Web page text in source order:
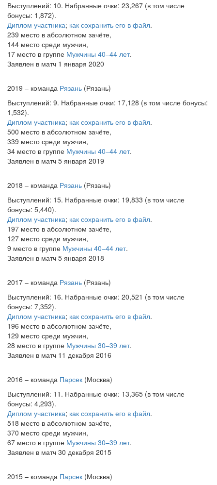
Выступлений: 10. Набранные очки: 23,267 (в том числе
бонусы: 1,872).
Диплом участника; как сохранить его в файл.
239 место в абсолютном зачёте,
144 место среди мужчин,
17 место в группе Мужчины 40–44 лет.
Заявлен в матч 1 января 2020
2019 – команда Рязань (Рязань)
Выступлений: 9. Набранные очки: 17,128 (в том числе бонусы:
1,532).
Диплом участника; как сохранить его в файл.
500 место в абсолютном зачёте,
339 место среди мужчин,
34 место в группе Мужчины 40–44 лет.
Заявлен в матч 5 января 2019
2018 – команда Рязань (Рязань)
Выступлений: 15. Набранные очки: 19,833 (в том числе
бонусы: 5,440).
Диплом участника; как сохранить его в файл.
197 место в абсолютном зачёте,
127 место среди мужчин,
9 место в группе Мужчины 40–44 лет.
Заявлен в матч 5 января 2018
2017 – команда Рязань (Рязань)
Выступлений: 16. Набранные очки: 20,521 (в том числе
бонусы: 7,352).
Диплом участника; как сохранить его в файл.
196 место в абсолютном зачёте,
129 место среди мужчин,
28 место в группе Мужчины 30–39 лет.
Заявлен в матч 11 декабря 2016
2016 – команда Парсек (Москва)
Выступлений: 11. Набранные очки: 13,365 (в том числе
бонусы: 4,293).
Диплом участника; как сохранить его в файл.
518 место в абсолютном зачёте,
370 место среди мужчин,
67 место в группе Мужчины 30–39 лет.
Заявлен в матч 30 декабря 2015
2015 – команда Парсек (Москва)